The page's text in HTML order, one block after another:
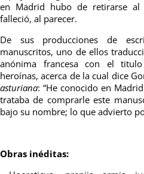
en Madrid hubo de retirarse al
falleció, al parecer.
De sus producciones de
manuscritos, uno de ellos
anónima francesa con el
heroínas, acerca de la cual dice
asturiana: “He conocido en
trataba de comprarle este
bajo su nombre; lo que advierto
Obras inéditas: